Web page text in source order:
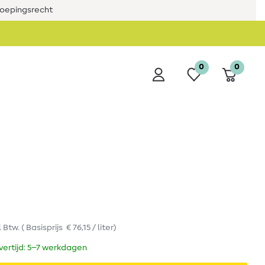
0 0
Btw. ( Basisprijs € 76,15 / liter)
5–7 werkdagen